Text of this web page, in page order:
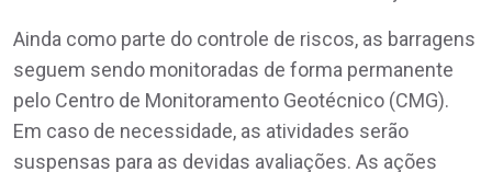
Ainda como parte do controle de riscos, as barragens
seguem sendo monitoradas de forma permanente
pelo Centro de Monitoramento Geotécnico (CMG).
Em caso de necessidade, as atividades serão
suspensas para as devidas avaliações. As ações